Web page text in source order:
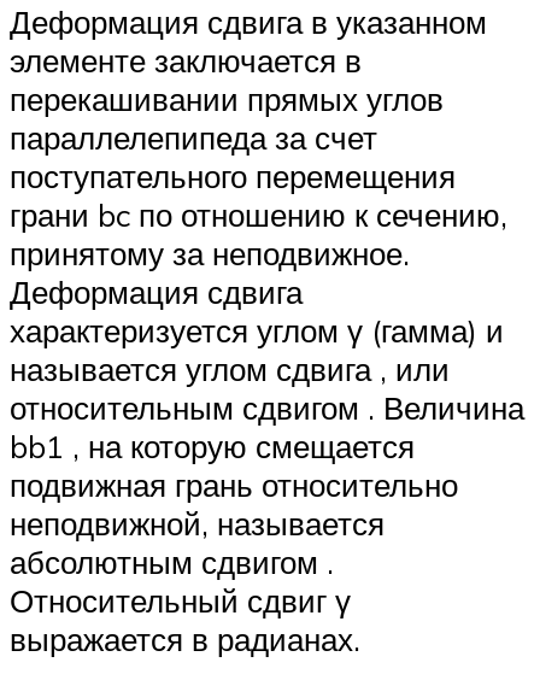
Деформация сдвига в указанном
элементе заключается в
перекашивании прямых углов
параллелепипеда за счет
поступательного перемещения
грани bc по отношению к сечению,
принятому за неподвижное.
Деформация сдвига
характеризуется углом γ (гамма) и
называется углом сдвига , или
относительным сдвигом . Величина
bb1 , на которую смещается
подвижная грань относительно
неподвижной, называется
абсолютным сдвигом .
Относительный сдвиг γ
выражается в радианах.